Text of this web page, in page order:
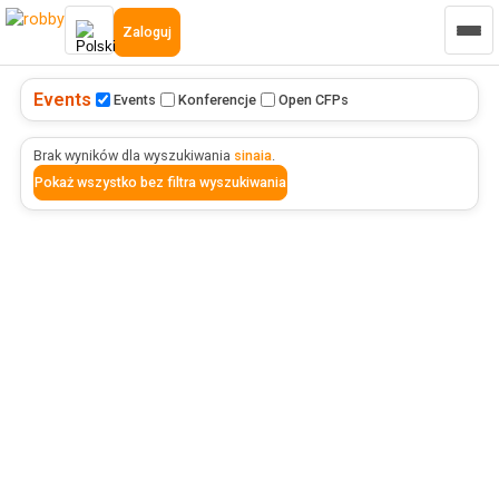
Zaloguj
Events Events Konferencje Open CFPs
Brak wyników dla wyszukiwania sinaia.
Pokaż wszystko bez filtra wyszukiwania